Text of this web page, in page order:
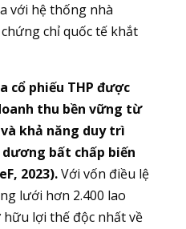
với hệ thống nhà
chỉ quốc tế khắt
cổ phiếu THP được
thu bền vững từ
khả năng duy trì
bất chấp biến
2023).Với vốn điều lệ
lưới hơn 2.400 lao
lợi thế độc nhất về